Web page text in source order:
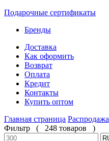
Подарочные сертификаты
Бренды
Доставка
Как оформить
Возврат
Оплата
Кредит
Контакты
Купить оптом
Главная страница Распродажа
Фильтр
( 248 товаров )